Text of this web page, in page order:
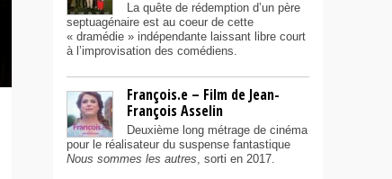
La quête de rédemption d’un père
septuagénaire est au coeur de cette
« dramédie » indépendante laissant libre court
à l’improvisation des comédiens.
François.e – Film de Jean-
François Asselin
Deuxième long métrage de cinéma
pour le réalisateur du suspense fantastique
Nous sommes les autres, sorti en 2017.